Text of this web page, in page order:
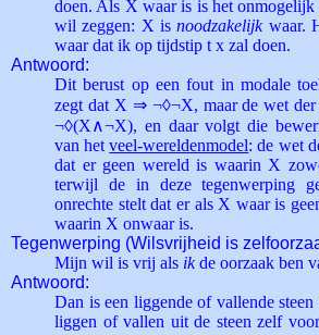
doen. Als X waar is is het
wil zeggen: X isnoodzakelijkwaar.
waar dat ik op tijdstip t x zal doen.
Antwoord:
Dit berust op een fout in modale
zegt dat X ⇒ ¬◊¬X, maar de wet der
¬◊(X∧¬X), en daar volgt die
van hetveel-wereldenmodel: de wet
dat er geen wereld is waarin X
terwijl de in deze tegenwerping
onrechte stelt dat er als X waar is
waarin X onwaar is.
Tegenwerping (Wilsvrijheid is
Mijn wil is vrij als ikde oorzaak ben
Antwoord:
Dan is een liggende of vallende
liggen of vallen uit de steen zelf